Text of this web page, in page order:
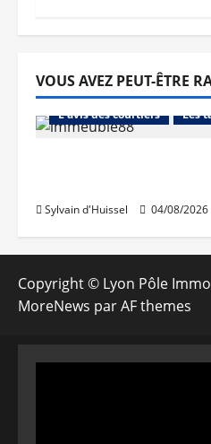
VOUS AVEZ PEUT-ÊTRE
Abonnés
Financement
L'avis des courtiers
Les
Sylvain d'Huissel 04/08/2026
Copyright © Lyon Pôle
MoreNews par AF themes